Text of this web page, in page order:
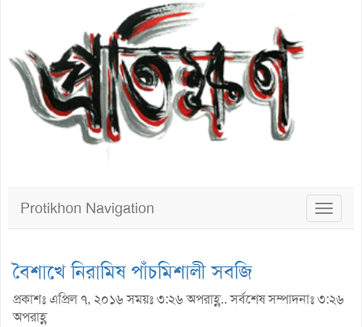
Toggle
Protikhon Navigation
বৈশাখে নিরামিষ পাঁচমিশালী সবজি
প্রকাশঃ এপ্রিল ৭, ২০১৬ সময়ঃ ৩:২৬ অপরাহ্ণ.. সর্বশেষ সম্পাদনাঃ ৩:২৬
অপরাহ্ণ